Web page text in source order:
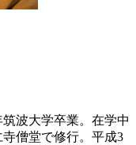
波大学卒業。在学中
僧堂で修行。平成3